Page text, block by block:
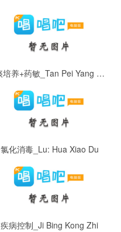
痰培养+药敏_Tan Pei Yang + Yao Min
氯化消毒_Lu: Hua Xiao Du
疾病控制_Ji Bing Kong Zhi